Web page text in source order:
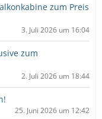
zum Preis
3. Juli 2026 um 16:04
zum
2. Juli 2026 um 18:44
25. Juni 2026 um 12:42